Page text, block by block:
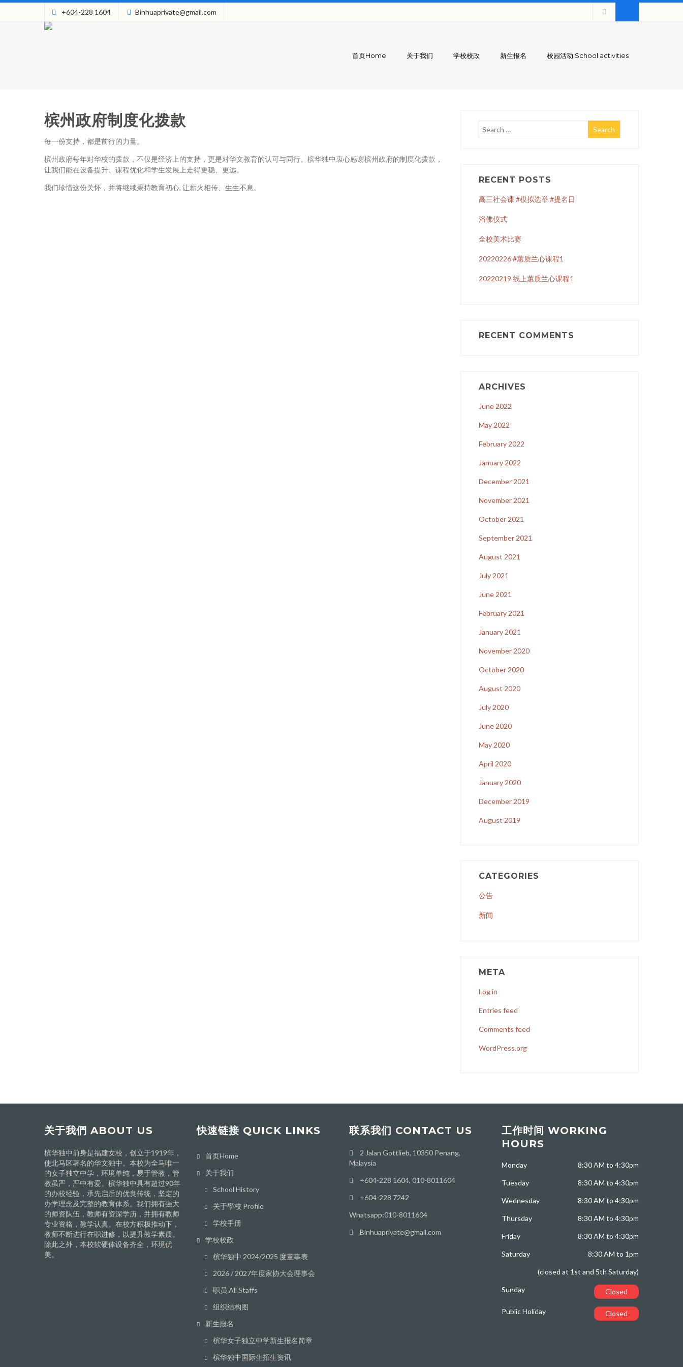
+604-228 1604 Binhuaprivate@gmail.com
首页Home 关于我们 学校校政 新生报名 校园活动 School activities
槟州政府制度化拨款
每一份支持，都是前行的力量。
槟州政府每年对华校的拨款，不仅是经济上的支持，更是对华文教育的认可与同行。槟华独中衷心感谢槟州政府的制度化拨款，
让我们能在设备提升、课程优化和学生发展上走得更稳、更远。
我们珍惜这份关怀，并将继续秉持教育初心, 让薪火相传、生生不息。
RECENT POSTS
高三社会课 #模拟选举 #提名日
浴佛仪式
全校美术比赛
20220226 #蕙质兰心课程1
20220219 线上蕙质兰心课程1
RECENT COMMENTS
ARCHIVES
June 2022
May 2022
February 2022
January 2022
December 2021
November 2021
October 2021
September 2021
August 2021
July 2021
June 2021
February 2021
January 2021
November 2020
October 2020
August 2020
July 2020
June 2020
May 2020
April 2020
January 2020
December 2019
August 2019
CATEGORIES
公告
新闻
META
Log in
Entries feed
Comments feed
WordPress.org
关于我們 ABOUT US
槟华独中前身是福建女校，创立于1919年，
使北马区著名的华文独中。本校为全马唯一
的女子独立中学，环境单纯，易于管教，管
教虽严，严中有爱。槟华独中具有超过90年
的办校经验，承先启后的优良传统，坚定的
办学理念及完整的教育体系。我们拥有强大
的师资队伍，教师有资深学历，并拥有教师
专业资格，教学认真。在校方积极推动下，
教师不断进行在职进修，以提升教学素质。
除此之外，本校软硬体设备齐全，环境优
美。
快速链接 QUICK LINKS
首页Home
关于我们
School History
关于學校 Profile
学校手册
学校校政
槟华独中 2024/2025 度董事表
2026 / 2027年度家协大会理事会
职员 All Staffs
组织结构图
新生报名
槟华女子独立中学新生报名简章
槟华独中国际生招生资讯
联系我们 CONTACT US
2 Jalan Gottlieb, 10350 Penang,
Malaysia
+604-228 1604, 010-8011604
+604-228 7242
Whatsapp:010-8011604
Binhuaprivate@gmail.com
工作时间 WORKING
HOURS
Monday 8:30 AM to 4:30pm
Tuesday 8:30 AM to 4:30pm
Wednesday 8:30 AM to 4:30pm
Thursday 8:30 AM to 4:30pm
Friday 8:30 AM to 4:30pm
Saturday 8:30 AM to 1pm
(closed at 1st and 5th Saturday)
Sunday Closed
Public Holiday Closed